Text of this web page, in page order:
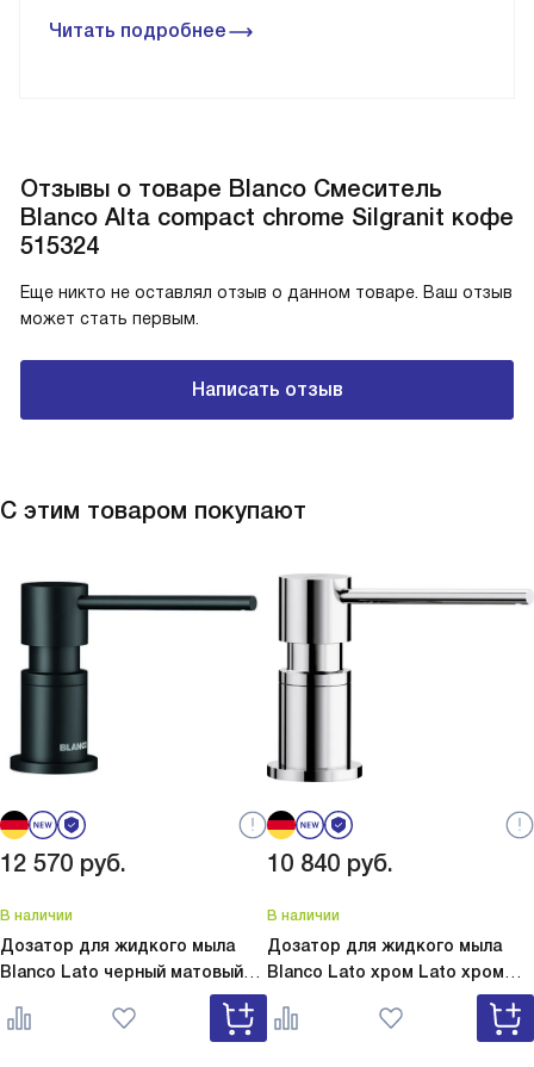
Читать подробнее
Отзывы о товаре Blanco Смеситель
Blanco Alta compact chrome Silgranit кофе
515324
Еще никто не оставлял отзыв о данном товаре. Ваш отзыв
может стать первым.
Написать отзыв
С этим товаром покупают
12 570 руб.
В наличии
Дозатор для жидкого мыла
Blanco Lato черный матовый
Lato черный матовый 525789
10 840 руб.
В наличии
Дозатор для жидкого мыла
Blanco Lato хром Lato хром